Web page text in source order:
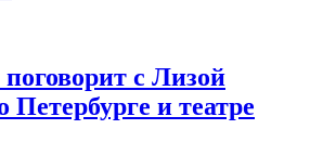
с Лизой
Петербурге и театре